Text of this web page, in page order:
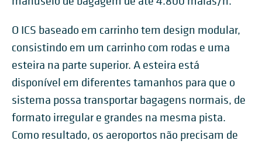
O ICS baseado em carrinho tem design modular,
consistindo em um carrinho com rodas e uma
esteira na parte superior. A esteira está
disponível em diferentes tamanhos para que o
sistema possa transportar bagagens normais, de
formato irregular e grandes na mesma pista.
Como resultado, os aeroportos não precisam de